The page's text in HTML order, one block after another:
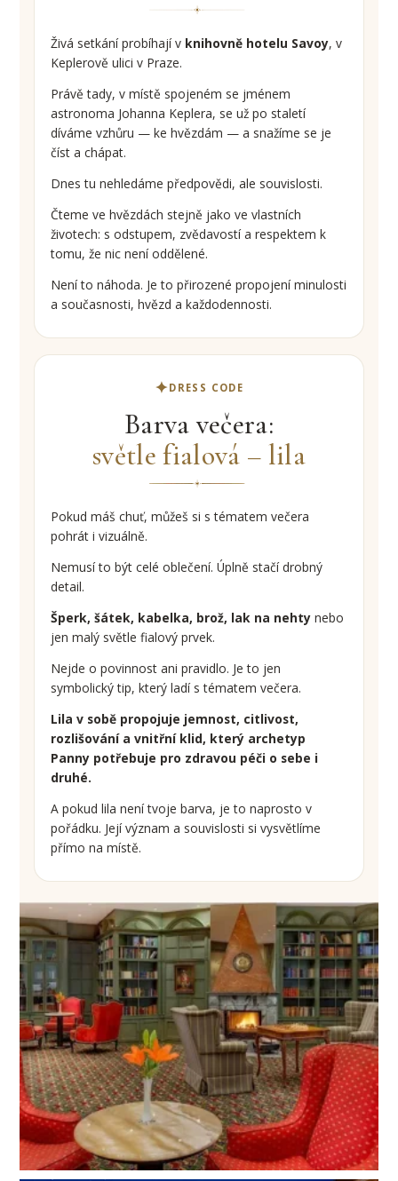
Živá setkání probíhají v knihovně hotelu Savoy, v
Keplerově ulici v Praze.
Právě tady, v místě spojeném se jménem
astronoma Johanna Keplera, se už po staletí
díváme vzhůru — ke hvězdám — a snažíme se je
číst a chápat.
Dnes tu nehledáme předpovědi, ale souvislosti.
Čteme ve hvězdách stejně jako ve vlastních
životech: s odstupem, zvědavostí a respektem k
tomu, že nic není oddělené.
Není to náhoda. Je to přirozené propojení minulosti
a současnosti, hvězd a každodennosti.
DRESS CODE
Barva večera:
světle fialová – lila
Pokud máš chuť, můžeš si s tématem večera
pohrát i vizuálně.
Nemusí to být celé oblečení. Úplně stačí drobný
detail.
Šperk, šátek, kabelka, brož, lak na nehty nebo
jen malý světle fialový prvek.
Nejde o povinnost ani pravidlo. Je to jen
symbolický tip, který ladí s tématem večera.
Lila v sobě propojuje jemnost, citlivost,
rozlišování a vnitřní klid, který archetyp
Panny potřebuje pro zdravou péči o sebe i
druhé.
A pokud lila není tvoje barva, je to naprosto v
pořádku. Její význam a souvislosti si vysvětlíme
přímo na místě.